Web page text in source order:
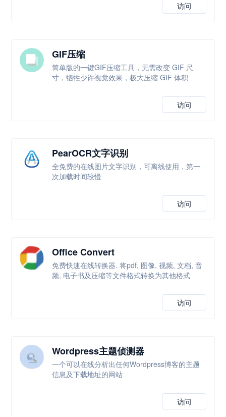
访问
GIF压缩
简单版的一键GIF压缩工具，无需改变 GIF 尺
寸，牺牲少许视觉效果，极大压缩 GIF 体积
访问
PearOCR文字识别
全免费的在线图片文字识别，可离线使用，第一
次加载时间较慢
访问
Office Convert
免费快速在线转换器. 将pdf, 图像, 视频, 文档, 音
频, 电子书及压缩等文件格式转换为其他格式
访问
Wordpress主题侦测器
一个可以在线分析出任何Wordpress博客的主题
信息及下载地址的网站
访问